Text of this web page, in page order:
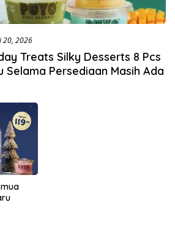
20, 2026
Treats Silky Desserts 8 Pcs
Selama Persediaan Masih Ada